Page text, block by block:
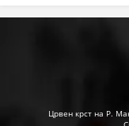
Црвен крст на Р.